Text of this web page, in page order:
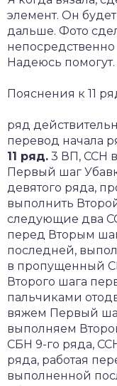
элемент. Он
дальше. Фото
Надеюсь помогут.
Пояснения к 11
ряд
перевод начала
11 ряд. 3 ВП, ССН
Первый шаг
девятого ряда,
выполнить
следующие два
перед Вторым
последней,
в пропущенный
Второго шага
пальчиками
вяжем Первый
выполняем
СБН 9-го ряда,
ряда, работая
выполненной